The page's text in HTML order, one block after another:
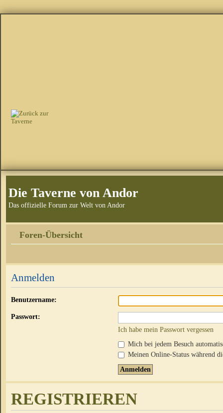
Die Taverne von Andor
Das offizielle Forum zur Welt von Andor
Foren-Übersicht
Anmelden
Benutzername:
Passwort:
Ich habe mein Passwort vergessen
Mich bei jedem Besuch
Meinen Online-Status während
REGISTRIEREN